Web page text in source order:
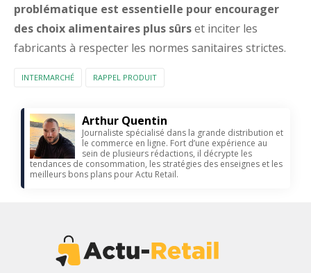
problématique est essentielle pour encourager
des choix alimentaires plus sûrset inciter les
fabricants à respecter les normes sanitaires strictes.
INTERMARCHÉ RAPPEL PRODUIT
Arthur Quentin
Journaliste spécialisé dans la grande distribution et
le commerce en ligne. Fort d’une expérience au
sein de plusieurs rédactions, il décrypte les
tendances de consommation, les stratégies des enseignes et les
meilleurs bons plans pour Actu Retail.